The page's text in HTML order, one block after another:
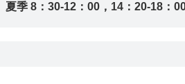
夏季 8：30-12：00，14：20-18：